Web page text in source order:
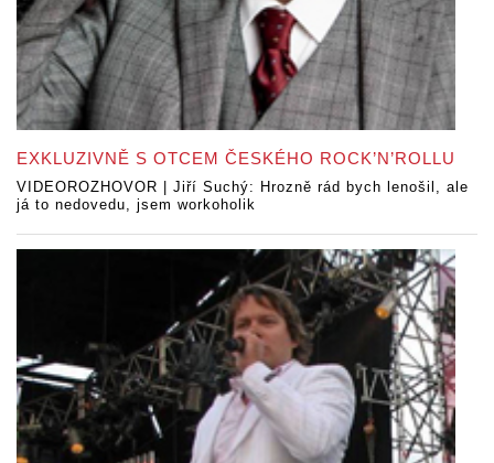
EXKLUZIVNĚ S OTCEM ČESKÉHO ROCK’N’ROLLU
VIDEOROZHOVOR | Jiří Suchý: Hrozně rád bych lenošil, ale
já to nedovedu, jsem workoholik